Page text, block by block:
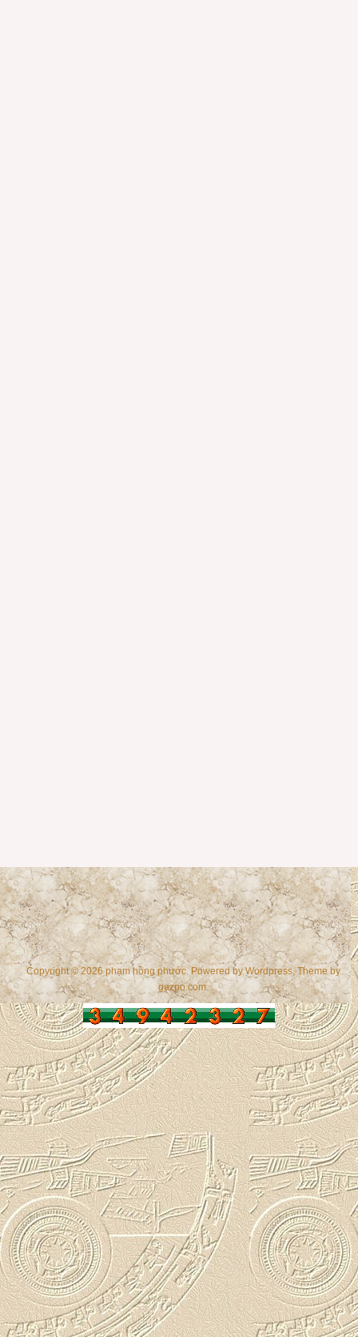
Copyright © 2026 phạm hồng phước. Powered byWordpress, Theme by
gazpo.com.